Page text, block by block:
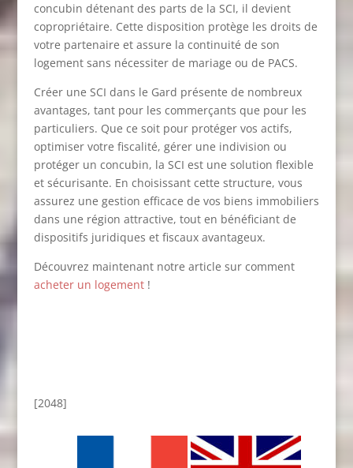
concubin détenant des parts de la SCI, il devient
copropriétaire. Cette disposition protège les droits de
votre partenaire et assure la continuité de son
logement sans nécessiter de mariage ou de PACS.
Créer une SCI dans le Gard présente de nombreux
avantages, tant pour les commerçants que pour les
particuliers. Que ce soit pour protéger vos actifs,
optimiser votre fiscalité, gérer une indivision ou
protéger un concubin, la SCI est une solution flexible
et sécurisante. En choisissant cette structure, vous
assurez une gestion efficace de vos biens immobiliers
dans une région attractive, tout en bénéficiant de
dispositifs juridiques et fiscaux avantageux.
Découvrez maintenant notre article sur comment
acheter un logement!
[2048]